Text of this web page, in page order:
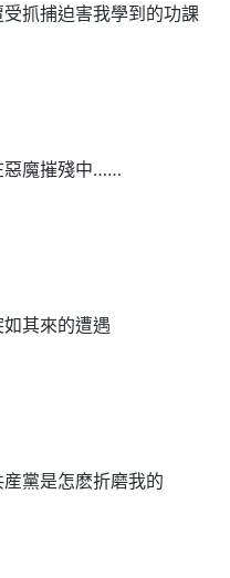
受抓捕迫害我學到的功課
惡魔摧殘中……
如其來的遭遇
産黨是怎麽折磨我的